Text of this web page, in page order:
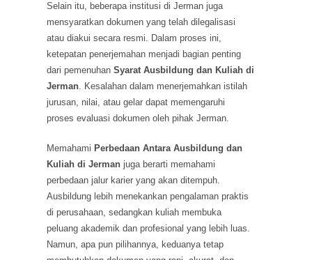
Selain itu, beberapa institusi di Jerman juga
mensyaratkan dokumen yang telah dilegalisasi
atau diakui secara resmi. Dalam proses ini,
ketepatan penerjemahan menjadi bagian penting
dari pemenuhanSyarat Ausbildung dan Kuliah di
Jerman. Kesalahan dalam menerjemahkan istilah
jurusan, nilai, atau gelar dapat memengaruhi
proses evaluasi dokumen oleh pihak Jerman.
Memahami Perbedaan Antara Ausbildung dan
Kuliah di Jerman juga berarti memahami
perbedaan jalur karier yang akan ditempuh.
Ausbildung lebih menekankan pengalaman praktis
di perusahaan, sedangkan kuliah membuka
peluang akademik dan profesional yang lebih luas.
Namun, apa pun pilihannya, keduanya tetap